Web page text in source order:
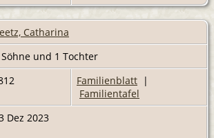
Catharina
und 1 Tochter
Familienblatt |
Familientafel
Dez 2023